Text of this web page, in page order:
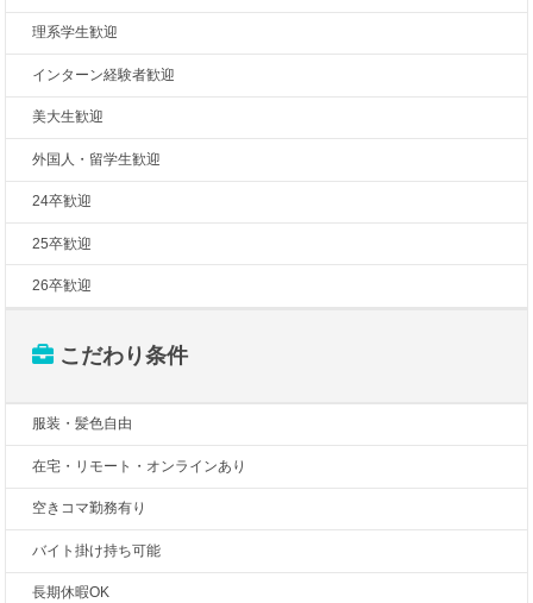
理系学生歓迎
インターン経験者歓迎
美大生歓迎
外国人・留学生歓迎
24卒歓迎
25卒歓迎
26卒歓迎
こだわり条件
服装・髪色自由
在宅・リモート・オンラインあり
空きコマ勤務有り
バイト掛け持ち可能
長期休暇OK